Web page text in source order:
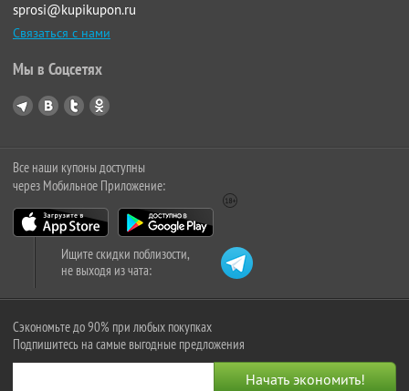
sprosi@kupikupon.ru
Связаться с нами
Мы в Соцсетях
Все наши купоны доступны
через Мобильное Приложение:
Ищите скидки поблизости,
не выходя из чата:
Сэкономьте до 90% при любых покупках
Подпишитесь на самые выгодные предложения